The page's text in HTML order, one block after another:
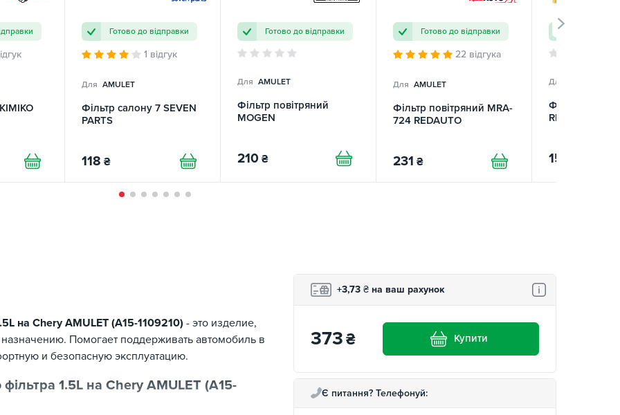
Готово до відправки
1 відгук
Для AMULET
Фільтр салону 7 SEVEN
PARTS
118 ₴
Готово до відправки
Для AMULET
Фільтр повітряний
MOGEN
210 ₴
Готово до відправки
22 відгука
Для AMULET
Фільтр повітряний MRA-
724 REDAUTO
231 ₴
Для
Фільтр
RIDER
155
на Chery AMULET (A15-1109210) - это изделие,
Помогает поддерживать автомобиль в
и безопасную эксплуатацию.
1.5L на Chery AMULET (A15-
+3,73 ₴ на ваш рахунок
373₴ Купити
Є питання? Телефонуй: